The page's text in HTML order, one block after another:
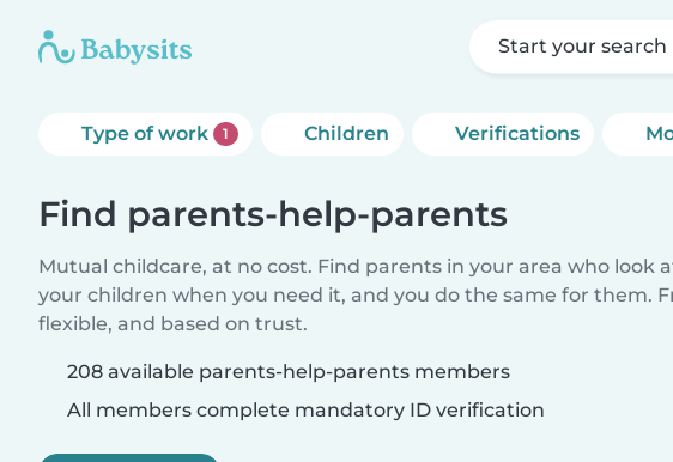
Start your search
Type of work 1 Children Verifications
Find parents-help-parents
Mutual childcare, at no cost. Find parents in your area who look
your children when you need it, and you do the same for them.
flexible, and based on trust.
208 available parents-help-parents members
All members complete mandatory ID verification